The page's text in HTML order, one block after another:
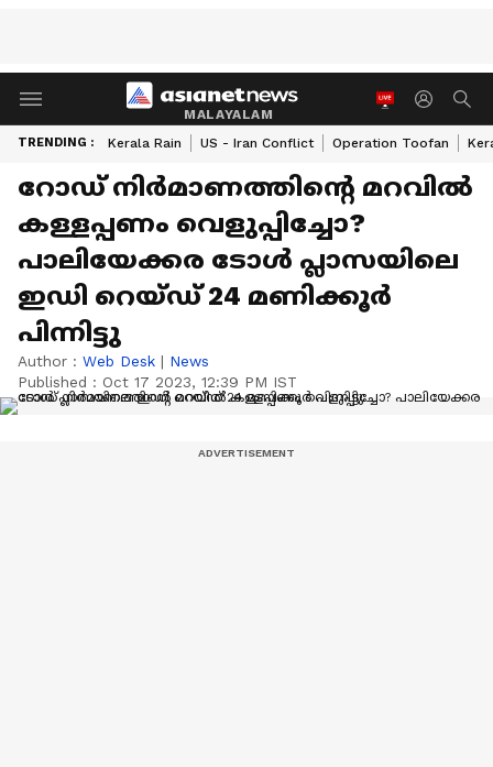
MALAYALAM
TRENDING : Kerala Rain US - Iran Conflict Operation Toofan
റോഡ് നിർമാണത്തിന്റെ മറവിൽ
കള്ളപ്പണം വെളുപ്പിച്ചോ?
പാലിയേക്കര ടോൾ പ്ലാസയിലെ
ഇഡി റെയ്ഡ് 24 മണിക്കൂർ
പിന്നിട്ടു
Author : Web Desk | News
Published : Oct 17 2023, 12:39 PM IST